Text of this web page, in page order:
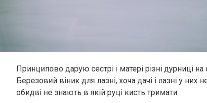
Принципово дарую сестрі і матері різні дурниці
Березовий віник для лазні, хоча дачі і лазні у
обидві не знають в якій руці кисть тримати.